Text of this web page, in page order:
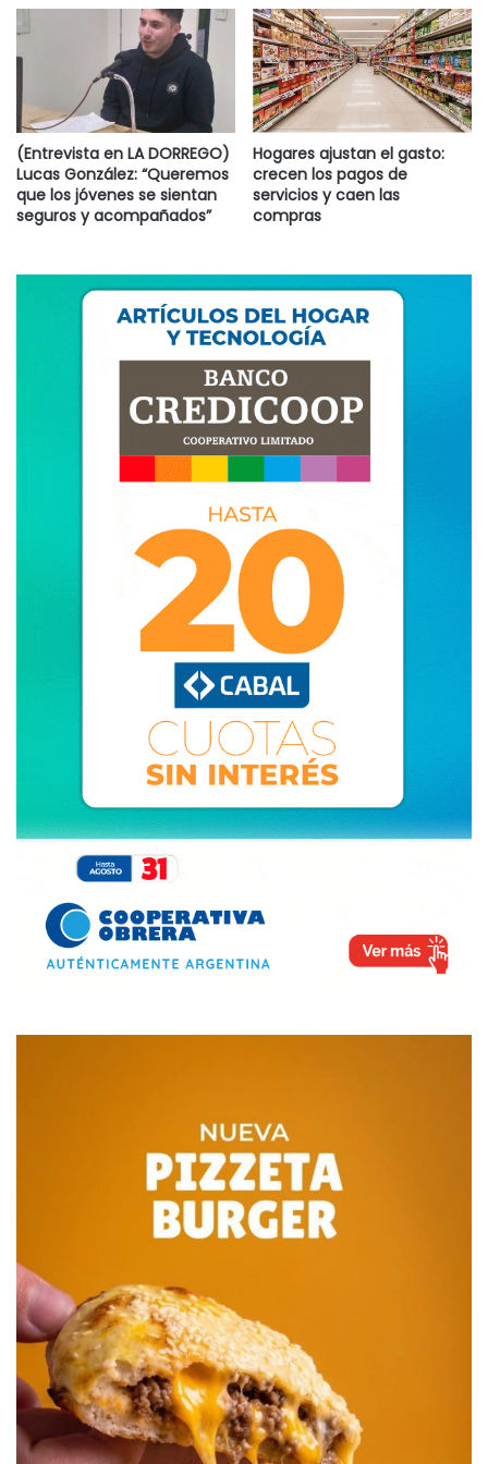
para los usuarios.
*Resulta indispensable la declaratoria de emergencia del
servicio de transporte interurbano de pasajeros en la
localidad de El Perdido, a los efectos de buscar soluciones
y así garantizar la continuidad del servicio.
(Entrevista en LA DORREGO)
Lucas González: “Queremos
que los jóvenes se sientan
seguros y acompañados”
Hogares ajustan el gasto:
crecen los pagos de
servicios y caen las
compras